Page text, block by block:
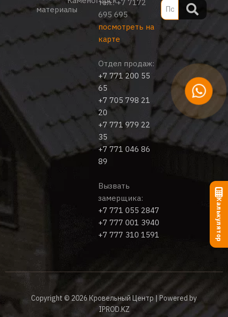
материалы
тел.:+7 7172
695 695
посмотреть на
карте
Отдел продаж:
+7 771 200 55
65
+7 705 798 21
20
+7 771 979 22
35
+7 771 046 86
89
Вызвать
замерщика:
+7 771 055 2847
+7 777 001 3940
+7 777 310 1591
Copyright © 2026 Кровельный Центр | Powered by
IPROD.KZ
Калькулятор